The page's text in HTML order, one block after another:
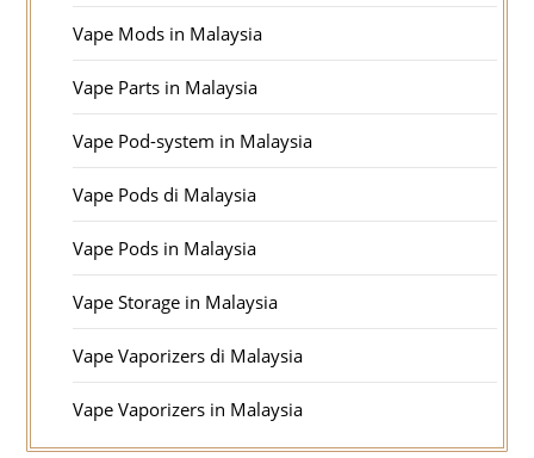
Vape Mods in Malaysia
Vape Parts in Malaysia
Vape Pod-system in Malaysia
Vape Pods di Malaysia
Vape Pods in Malaysia
Vape Storage in Malaysia
Vape Vaporizers di Malaysia
Vape Vaporizers in Malaysia